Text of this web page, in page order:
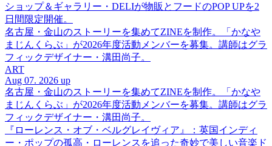
ショップ＆ギャラリー・DELIが物販とフードのPOP UPを2
日間限定開催。
名古屋・金山のストーリーを集めてZINEを制作。「かなや
まじんくらぶ」が2026年度活動メンバーを募集。講師はグラ
フィックデザイナー・溝田尚子。
ART
Aug 07. 2026 up
名古屋・金山のストーリーを集めてZINEを制作。「かなや
まじんくらぶ」が2026年度活動メンバーを募集。講師はグラ
フィックデザイナー・溝田尚子。
『ローレンス・オブ・ベルグレイヴィア』：英国インディ
ー・ポップの孤高・ローレンスを追った奇妙で美しい音楽ド